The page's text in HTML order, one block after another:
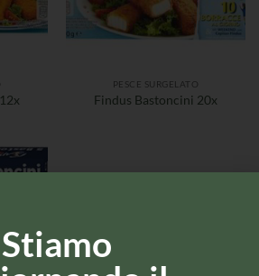
PESCE SURGELATO
Findus Bastoncini 20x
Stiamo